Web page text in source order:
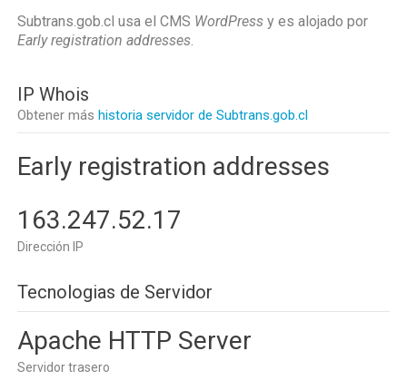
Subtrans.gob.cl usa el CMS WordPress y es alojado por
Early registration addresses.
IP Whois
Obtener más historia servidor de Subtrans.gob.cl
Early registration addresses
163.247.52.17
Dirección IP
Tecnologias de Servidor
Apache HTTP Server
Servidor trasero